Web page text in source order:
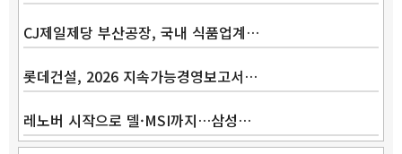
CJ제일제당 부산공장, 국내 식품업계…
롯데건설, 2026 지속가능경영보고서…
레노버 시작으로 델·MSI까지…삼성…